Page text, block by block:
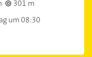
301 m
um 08:30